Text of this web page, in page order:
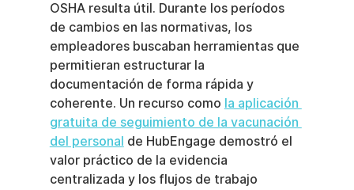
OSHA resulta útil. Durante los períodos
de cambios en las normativas, los
empleadores buscaban herramientas que
permitieran estructurar la
documentación de forma rápida y
coherente. Un recurso como la aplicación
gratuita de seguimiento de la vacunación
del personal de HubEngage demostró el
valor práctico de la evidencia
centralizada y los flujos de trabajo